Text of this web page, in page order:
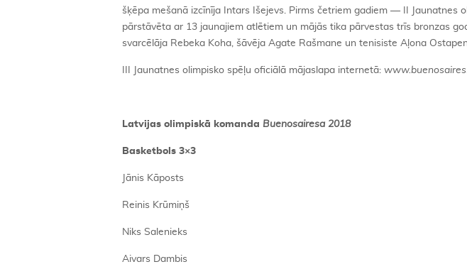
šķēpa mešanā izcīnīja Intars Išejevs. Pirms četriem gadiem — II Jaunatnes
pārstāvēta ar 13 jaunajiem atlētiem un mājās tika pārvestas trīs bronzas
svarcēlāja Rebeka Koha, šāvēja Agate Rašmane un tenisiste Aļona
III Jaunatnes olimpisko spēļu oficiālā mājaslapa internetā:
Latvijas olimpiskā komanda Buenosairesa 2018
Basketbols 3×3
Jānis Kāposts
Reinis Krūmiņš
Niks Salenieks
Aivars Dambis